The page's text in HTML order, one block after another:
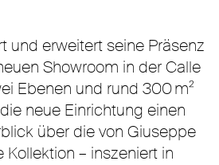
und erweitert seine Präsenz
Showroom in der Calle
Ebenen und rund 300 m²
neue Einrichtung einen
über die von Giuseppe
Kollektion – inszeniert in